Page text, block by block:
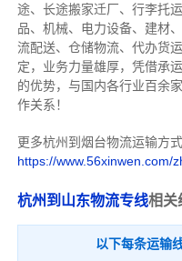
途、长途搬家迁厂、行李托
品、机械、电力设备、建材
流配送、仓储物流、代办货
定，业务力量雄厚，凭借承
的优势，与国内各行业百余
作关系！
更多杭州到烟台物流运输方
https://www.56xinwen.com/
杭州到山东物流专线相关
以下每条运输